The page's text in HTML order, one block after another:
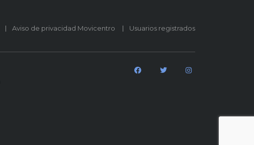
Aviso de privacidad Movicentro Usuarios registrados